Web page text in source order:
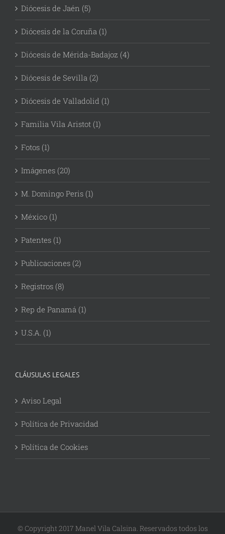
Diócesis de Jaén (5)
Diócesis de la Coruña (1)
Diócesis de Mérida-Badajoz (4)
Diócesis de Sevilla (2)
Diócesis de Valladolid (1)
Familia Vila Aristot (1)
Fotos (1)
Imágenes (20)
M. Domingo Peris (1)
México (1)
Patentes (1)
Publicaciones (2)
Registros (8)
Rep de Panamá (1)
U.S.A. (1)
CLÁUSULAS LEGALES
Aviso Legal
Política de Privacidad
Política de Cookies
© Copyright 2017 Manel Vila Calsina. Reservados todos los